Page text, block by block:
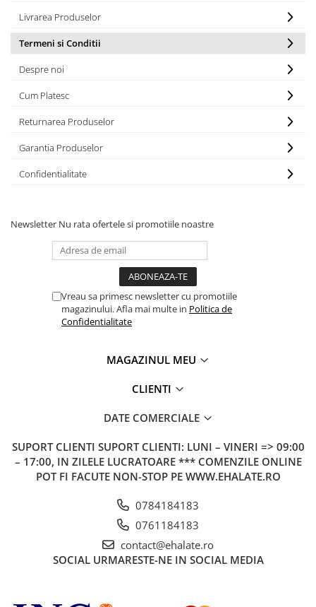
Livrarea Produselor
Termeni si Conditii
Despre noi
Cum Platesc
Returnarea Produselor
Garantia Produselor
Confidentialitate
Newsletter Nu rata ofertele si promotiile noastre
Vreau sa primesc newsletter cu promotiile
magazinului. Afla mai multe in Politica de
Confidentialitate
MAGAZINUL MEU
CLIENTI
DATE COMERCIALE
SUPORT CLIENTI SUPORT CLIENTI: LUNI – VINERI => 09:00
– 17:00, IN ZILELE LUCRATOARE *** COMENZILE ONLINE
POT FI FACUTE NON-STOP PE WWW.EHALATE.RO
0784184183
0761184183
contact@ehalate.ro
SOCIAL URMARESTE-NE IN SOCIAL MEDIA